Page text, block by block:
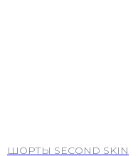
ШОРТЫ SECOND SKIN